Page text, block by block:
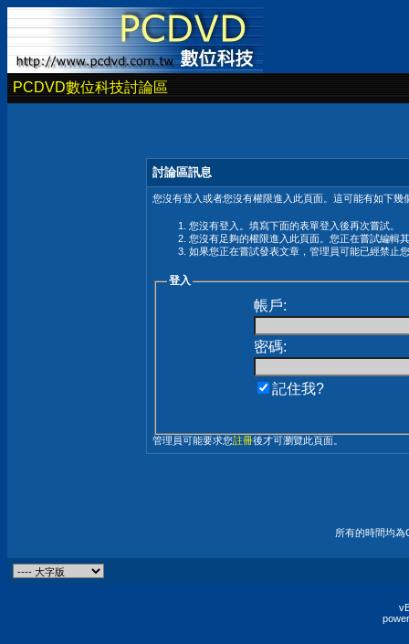
PCDVD數位科技討論區
討論區訊息
您沒有登入或者您沒有權限進入此頁面。這可能有如下幾
您沒有登入。填寫下面的表單登入後再次嘗試。
您沒有足夠的權限進入此頁面。您正在嘗試編輯
如果您正在嘗試發表文章，管理員可能已經禁止
登入
帳戶:
密碼:
記住我?
管理員可能要求您註冊後才可瀏覽此頁面。
所有的時間均為